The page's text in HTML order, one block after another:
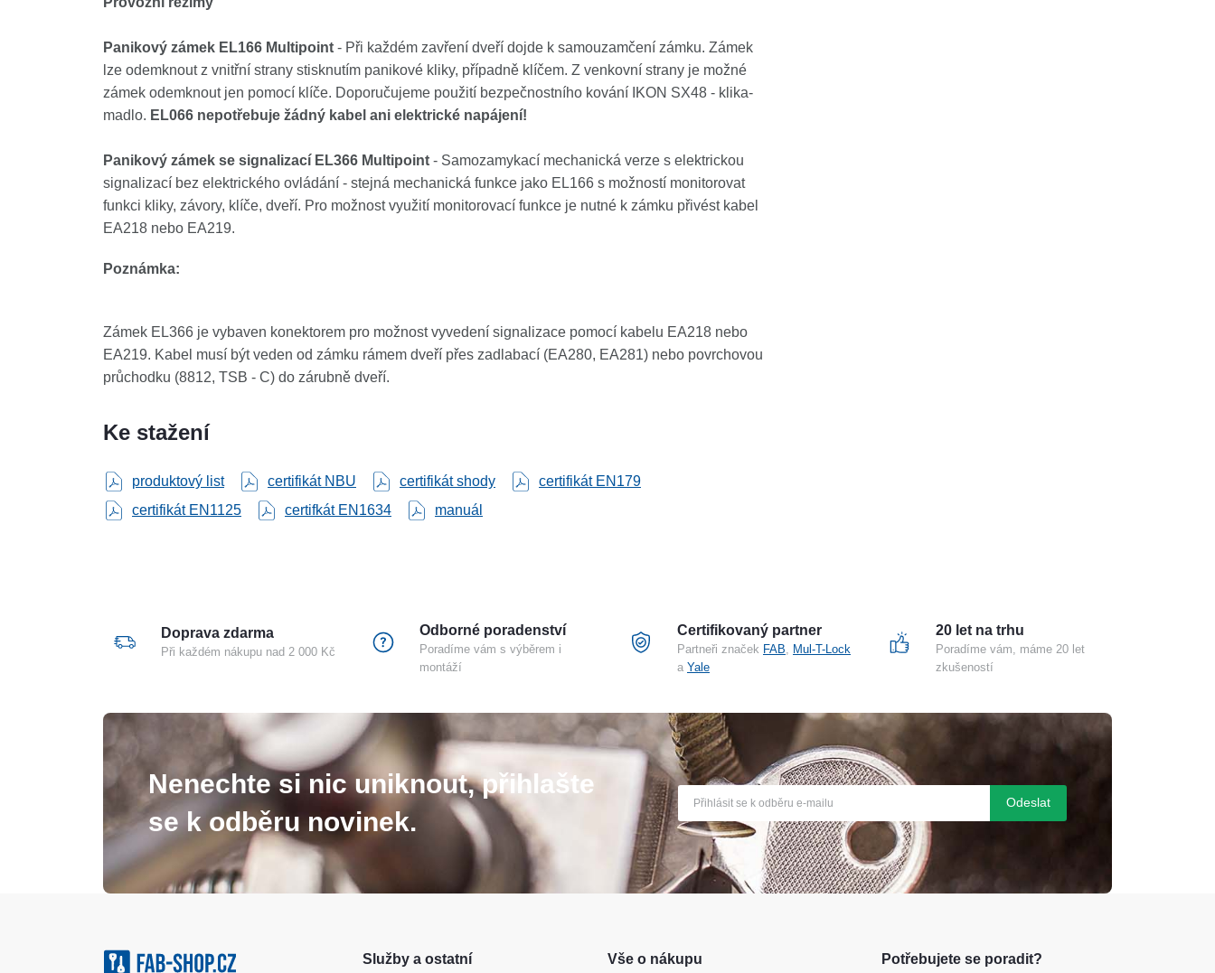
Panikový zámek EL166 Multipoint - Při každém zavření dveří dojde k samouzamčení zámku. Zámek
lze odemknout z vnitřní strany stisknutím panikové kliky, případně klíčem. Z venkovní strany je možné
zámek odemknout jen pomocí klíče. Doporučujeme použití bezpečnostního kování IKON SX48 - klika-
madlo. EL066 nepotřebuje žádný kabel ani elektrické napájení!
Panikový zámek se signalizací EL366 Multipoint - Samozamykací mechanická verze s elektrickou
signalizací bez elektrického ovládání - stejná mechanická funkce jako EL166 s možností monitorovat
funkci kliky, závory, klíče, dveří. Pro možnost využití monitorovací funkce je nutné k zámku přivést kabel
EA218 nebo EA219.
Poznámka:
Zámek EL366 je vybaven konektorem pro možnost vyvedení signalizace pomocí kabelu EA218 nebo
EA219. Kabel musí být veden od zámku rámem dveří přes zadlabací (EA280, EA281) nebo povrchovou
průchodku (8812, TSB - C) do zárubně dveří.
Ke stažení
produktový list certifikát NBU certifikát shody
certifikát EN179
certifikát EN1125
certifkát EN1634 manuál
Doprava zdarma
Při každém nákupu nad 2 000 Kč
Odborné poradenství
Poradíme vám s výběrem i
montáží
Certifikovaný partner
Partneři značek FAB
Mul-T-Lock
a Yale
20 let na trhu
Poradíme vám, máme 20 let
zkušeností
Nenechte si nic uniknout, přihlašte
se k odběru novinek.
Odeslat
Služby a ostatní Vše o nákupu Potřebujete se poradit?